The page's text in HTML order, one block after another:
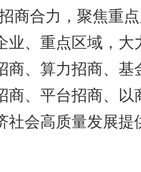
商合力，聚焦重
业、重点区域，大
商、算力招商、基
商、平台招商、以
社会高质量发展提